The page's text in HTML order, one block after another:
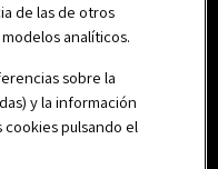
de las de otros
analíticos.
sobre la
y la información
pulsando el